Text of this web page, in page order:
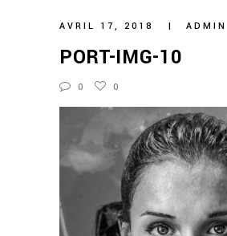
AVRIL 17, 2018 ADMIN
PORT-IMG-10
0 0